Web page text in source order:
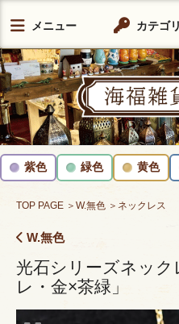
メニュー カテゴリ
紫色 緑色 黄色
TOP PAGE ＞W.無色 ＞ネックレス
W.無色
光石シリーズネッ
レ・金×茶緑」